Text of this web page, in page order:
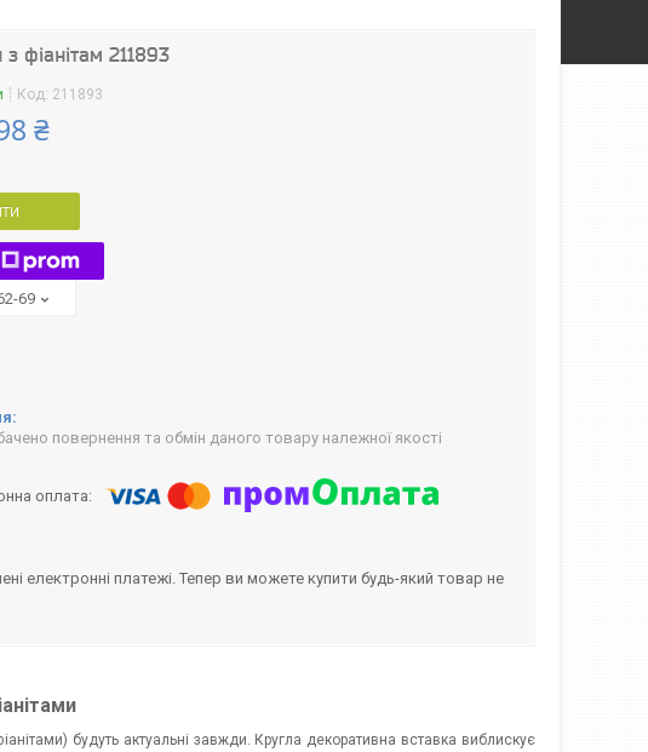
фіанітам 211893
Код: 211893
₴
69
повернення та обмін даного товару належної якості
електронні платежі. Тепер ви можете купити будь-який товар не
будуть актуальні завжди. Кругла декоративна вставка виблискує